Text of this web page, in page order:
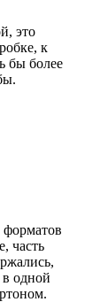
это
к
бы более
форматов
часть
одной